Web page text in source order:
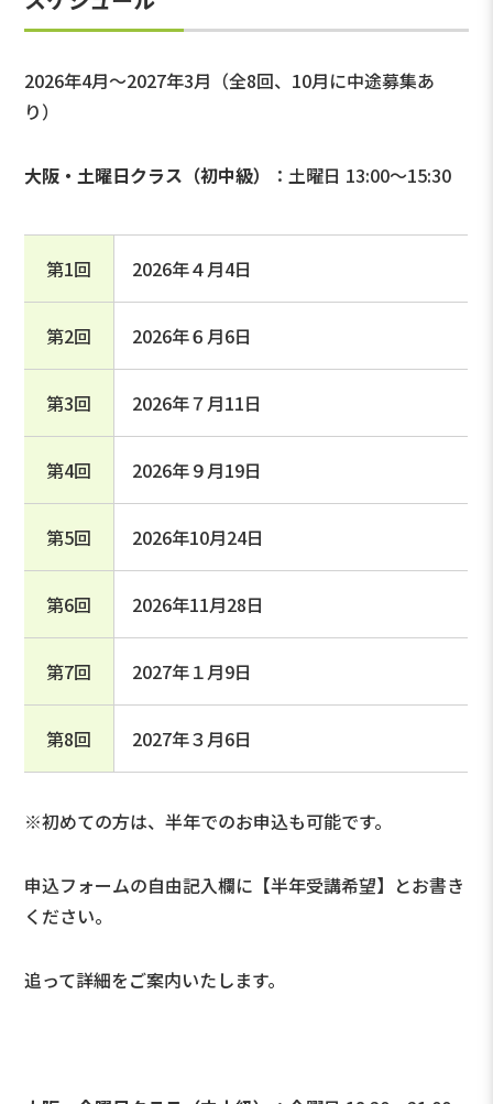
2026年4月～2027年3月（全8回、10月に中途募集あ
り）
大阪・土曜日クラス（初中級） ：土曜日 13:00～15:30
第1回 2026年４月4日
第2回 2026年６月6日
第3回 2026年７月11日
第4回 2026年９月19日
第5回 2026年10月24日
第6回 2026年11月28日
第7回 2027年１月9日
第8回 2027年３月6日
※初めての方は、半年でのお申込も可能です。
申込フォームの自由記入欄に【半年受講希望】とお書き
ください。
追って詳細をご案内いたします。